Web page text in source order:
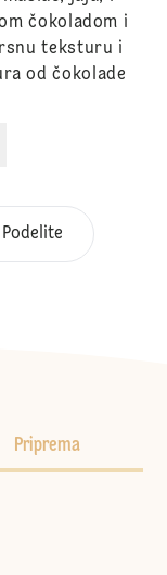
čokoladom i
teksturu i
od čokolade
Podelite
Priprema